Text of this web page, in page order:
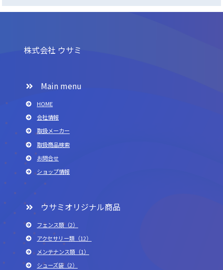
株式会社 ウサミ
Main menu
HOME
会社情報
取扱メーカー
取扱商品検索
お問合せ
ショップ情報
ウサミオリジナル商品
フェンス類（2）
アクセサリー類（12）
メンテナンス類（1）
シューズ袋（2）